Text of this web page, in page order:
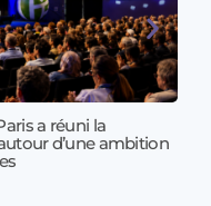
a réuni la
d’une ambition